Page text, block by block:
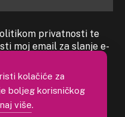
privatnosti te
moj email za slanje e-
kolačiće za
boljeg korisničkog
više.